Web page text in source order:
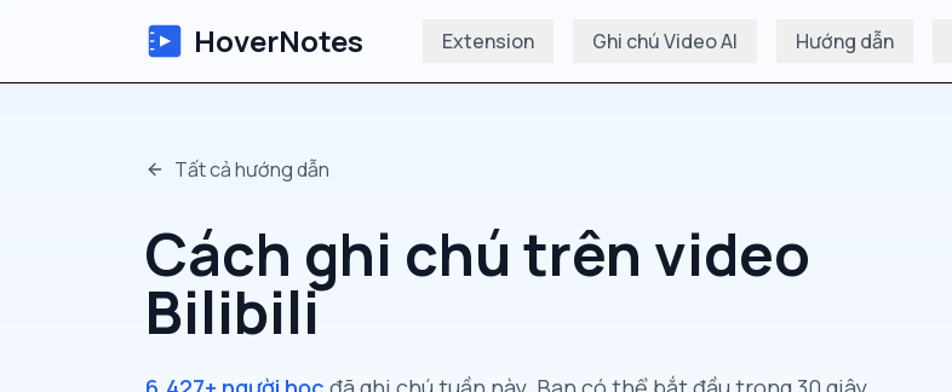
HoverNotes Extension Ghi chú Video AI Hướng dẫn
Tất cả hướng dẫn
Cách ghi chú trên video
Bilibili